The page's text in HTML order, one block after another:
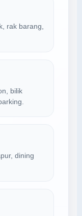
rak barang,
bilik
dining